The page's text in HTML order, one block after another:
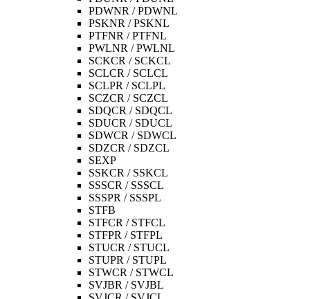
PDWNR / PDWNL
PSKNR / PSKNL
PTFNR / PTFNL
PWLNR / PWLNL
SCKCR / SCKCL
SCLCR / SCLCL
SCLPR / SCLPL
SCZCR / SCZCL
SDQCR / SDQCL
SDUCR / SDUCL
SDWCR / SDWCL
SDZCR / SDZCL
SEXP
SSKCR / SSKCL
SSSCR / SSSCL
SSSPR / SSSPL
STFB
STFCR / STFCL
STFPR / STFPL
STUCR / STUCL
STUPR / STUPL
STWCR / STWCL
SVJBR / SVJBL